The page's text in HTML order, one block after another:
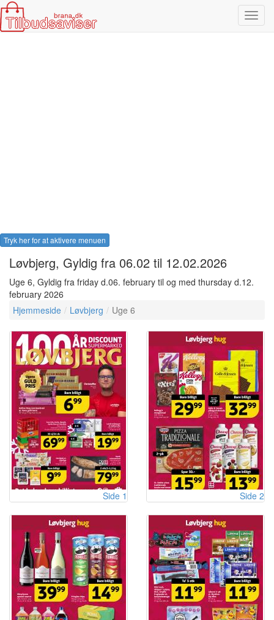
Tryk her for at aktivere menuen
Løvbjerg, Gyldig fra 06.02 til 12.02.2026
Uge 6, Gyldig fra friday d.06. february til og med thursday d.12.
february 2026
Hjemmeside
Løvbjerg Uge 6
Side 1 Side 2